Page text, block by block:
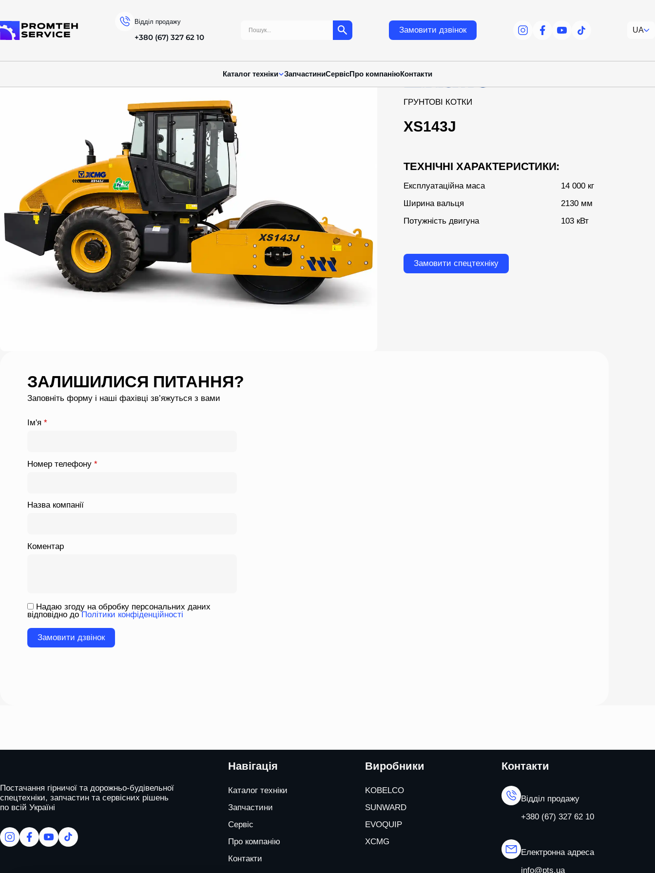
Відділ продажу
+380 (67) 327 62 10
Замовити дзвінок
facebookfacebookyoutubetiktok
UA
Каталог техніки ЗапчастиниСервісПро компаніюКонтакти
КАТАЛОГ ТЕХНІКИ XCMG ГРУНТОВІ КОТКИ XS143J
ГРУНТОВІ КОТКИ
XS143J
ТЕХНІЧНІ ХАРАКТЕРИСТИКИ:
Експлуатаційна маса
14 000 кг
Ширина вальця
2130 мм
Потужність двигуна
103 кВт
Замовити спецтехніку
ЗАЛИШИЛИСЯ ПИТАННЯ?
Заповніть форму і наші фахівці зв’яжуться з вами
Ім'я *
Номер телефону *
Назва компанії
Коментар
Надаю згоду на обробку персональних даних
відповідно доПолітики конфіденційності
Постачання гірничої та дорожньо-будівельної
спецтехніки, запчастин та сервісних рішень
по всій Україні
facebookfacebookyoutube
tiktok
Навігація
Каталог техніки
Запчастини
Сервіс
Про компанію
Контакти
Виробники
KOBELCO
SUNWARD
EVOQUIP
XCMG
Контакти
Відділ продажу
+380 (67) 327 62 10
Електронна адреса
info@pts.ua